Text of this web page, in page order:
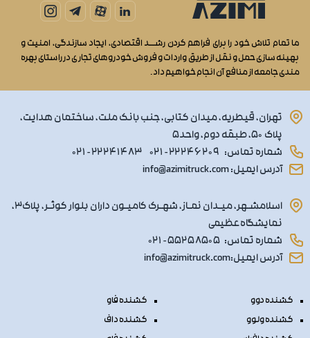
ما تمام تلاش خود را برای فراهم کردن رشــد اقتصادی، ایجاد سازندگی، امنیت و
بهینه سازی حمل و نقل از طریق واردات و فروش خودروهای تجاری در راستای بهره
مندی جامعه از منافع آن انجام خواهیم داد.
تهران، قیطریه، میدان کتابی، جنب بانک ملت، ساختمان هدایت،
پلاک ۵۰، طبقه دوم، واحد۵
شماره تماس: ۰۲۱ - ۲۲۲۴۶۲۰۹ ۰۲۱ - ۲۲۲۴۱۴۸۳
آدرس ایمیل: info@azimitruck.com
اسلامشـهر، میـدان نمـاز، شهـرک کامیـون داران بلوار کوثـر، پلاک۳،
نمایشگاه عظیمی
شماره تماس: ۰۲۱ - ۵۵۲۵۸۵۰۵
آدرس ایمیل:info@azimitruck.com
کشنده دوو
کشنده فاو
کشنده ولوو
کشنده داف